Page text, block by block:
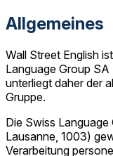
Allgemeines
Wall Street English
Language Group
unterliegt daher der
Gruppe.
Die Swiss Language
Lausanne, 1003)
Verarbeitung